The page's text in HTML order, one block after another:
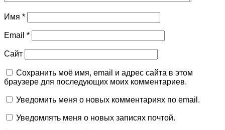
Имя *
Email *
Сайт
Сохранить моё имя, email и адрес сайта в этом
браузере для последующих моих комментариев.
Уведомить меня о новых комментариях по email.
Уведомлять меня о новых записях почтой.